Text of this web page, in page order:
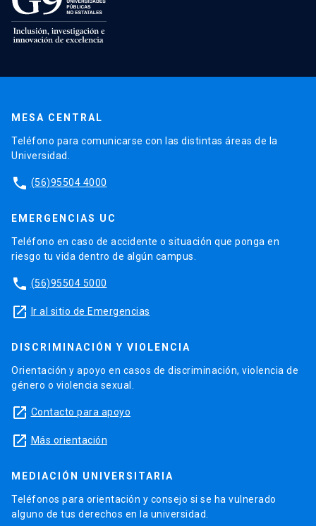
MESA CENTRAL
Teléfono para comunicarse con las distintas áreas de la
Universidad.
phone (56)95504 4000
EMERGENCIAS UC
Teléfono en caso de accidente o situación que ponga en
riesgo tu vida dentro de algún campus.
phone (56)95504 5000
launch Ir al sitio de Emergencias
DISCRIMINACIÓN Y VIOLENCIA
Orientación y apoyo en casos de discriminación, violencia de
género o violencia sexual.
launch Contacto para apoyo
launch Más orientación
MEDIACIÓN UNIVERSITARIA
Teléfonos para orientación y consejo si se ha vulnerado
alguno de tus derechos en la universidad.